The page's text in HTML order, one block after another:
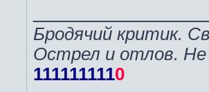
Бродячий критик.
Острел и отлов. Не
1111111110